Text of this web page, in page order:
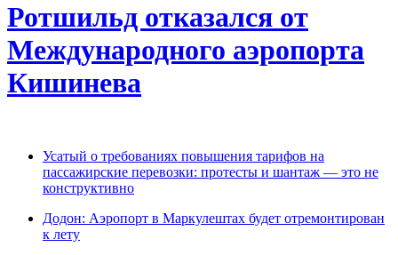
Ротшильд отказался от
Международного аэропорта
Кишинева
Усатый о требованиях повышения тарифов на
пассажирские перевозки: протесты и шантаж — это не
конструктивно
Додон: Аэропорт в Маркулештах будет отремонтирован
к лету